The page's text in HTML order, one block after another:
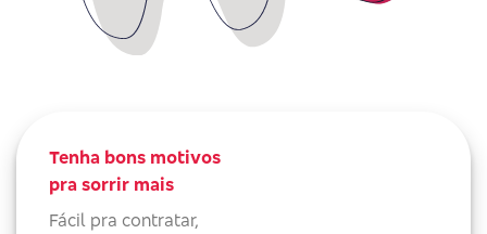
Tenha bons motivos
pra sorrir mais
Fácil pra contratar,